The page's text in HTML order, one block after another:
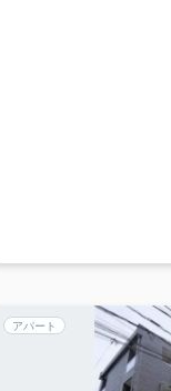
アパート